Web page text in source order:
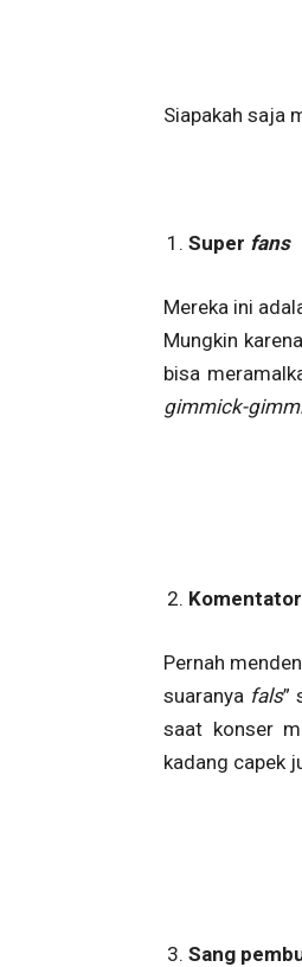
Siapakah saja
Super fans
Mereka ini
Mungkin
bisa
gimmick-
Komentator
Pernah
suaranya fals”
saat konser
kadang capek
Sang